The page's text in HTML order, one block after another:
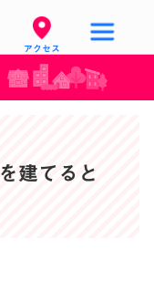
アクセス
建てると